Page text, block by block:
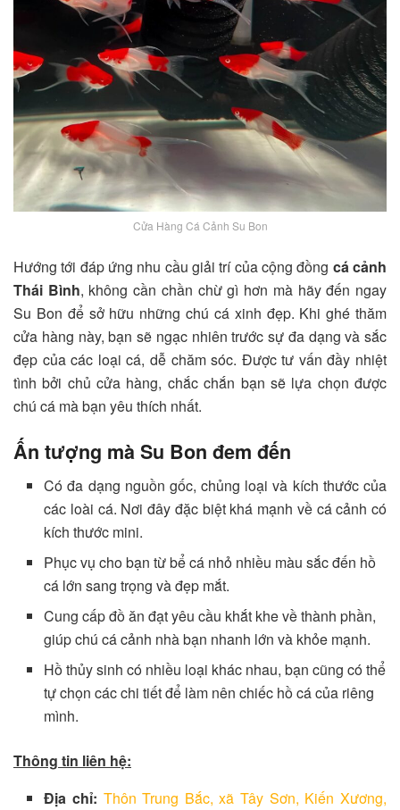
Cửa Hàng Cá Cảnh Su Bon
Hướng tới đáp ứng nhu cầu giải trí của cộng đồng cá cảnh
Thái Bình, không cần chần chừ gì hơn mà hãy đến ngay
Su Bon để sở hữu những chú cá xinh đẹp. Khi ghé thăm
cửa hàng này, bạn sẽ ngạc nhiên trước sự đa dạng và sắc
đẹp của các loại cá, dễ chăm sóc. Được tư vấn đầy nhiệt
tình bởi chủ cửa hàng, chắc chắn bạn sẽ lựa chọn được
chú cá mà bạn yêu thích nhất.
Ấn tượng mà Su Bon đem đến
Có đa dạng nguồn gốc, chủng loại và kích thước của
các loài cá. Nơi đây đặc biệt khá mạnh về cá cảnh có
kích thước mini.
Phục vụ cho bạn từ bể cá nhỏ nhiều màu sắc đến hồ
cá lớn sang trọng và đẹp mắt.
Cung cấp đồ ăn đạt yêu cầu khắt khe về thành phần,
giúp chú cá cảnh nhà bạn nhanh lớn và khỏe mạnh.
Hồ thủy sinh có nhiều loại khác nhau, bạn cũng có thể
tự chọn các chi tiết để làm nên chiếc hồ cá của riêng
mình.
Thông tin liên hệ:
Địa chỉ: Thôn Trung Bắc, xã Tây Sơn, Kiến Xương,